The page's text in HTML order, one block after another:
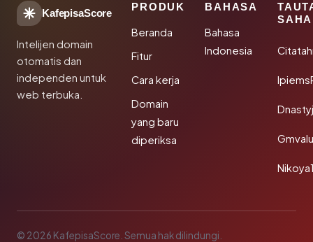
KafepisaScore
Intelijen domain
otomatis dan
independen untuk
web terbuka.
PRODUK
Beranda
Fitur
Cara kerja
Domain
yang baru
diperiksa
BAHASA
Bahasa
Indonesia
© 2026 KafepisaScore. Semua hak dilindungi.